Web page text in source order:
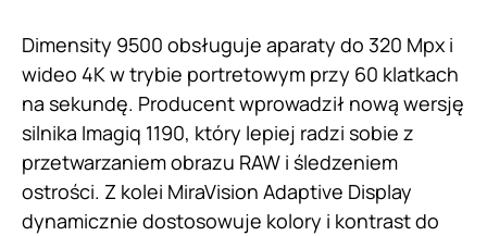
Dimensity 9500 obsługuje aparaty do 320 Mpx i
wideo 4K w trybie portretowym przy 60 klatkach
na sekundę. Producent wprowadził nową wersję
silnika Imagiq 1190, który lepiej radzi sobie z
przetwarzaniem obrazu RAW i śledzeniem
ostrości. Z kolei MiraVision Adaptive Display
dynamicznie dostosowuje kolory i kontrast do